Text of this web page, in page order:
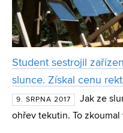
Student sestrojil
slunce. Získal cenu
9. SRPNA 2017
Jak ze
ohřev tekutin. To zkoumal